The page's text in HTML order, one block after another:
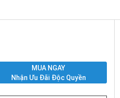
MUA NGAY
Nhận Ưu Đãi Độc Quyền